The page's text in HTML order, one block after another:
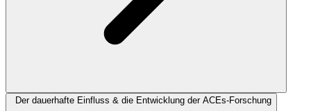
Der dauerhafte Einfluss & die Entwicklung der ACEs-Forschung